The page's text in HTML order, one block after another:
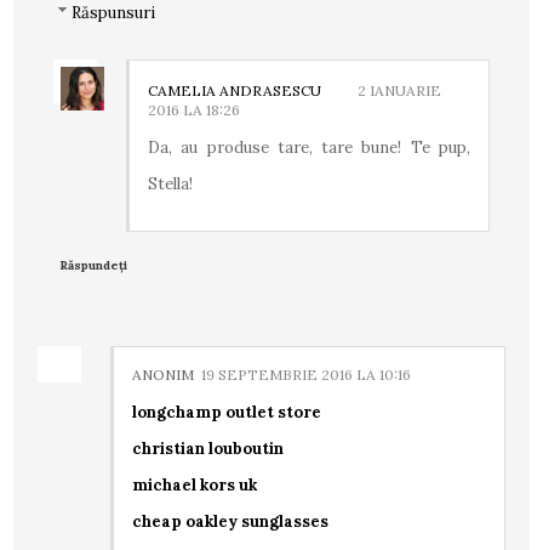
Răspunsuri
CAMELIA ANDRASESCU
2 IANUARIE
2016 LA 18:26
Da, au produse tare, tare bune! Te pup,
Stella!
Răspundeți
ANONIM 19 SEPTEMBRIE 2016 LA 10:16
longchamp outlet store
christian louboutin
michael kors uk
cheap oakley sunglasses